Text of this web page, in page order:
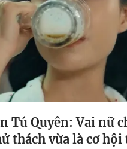
Tú Quyên: Vai nữ
thách vừa là cơ